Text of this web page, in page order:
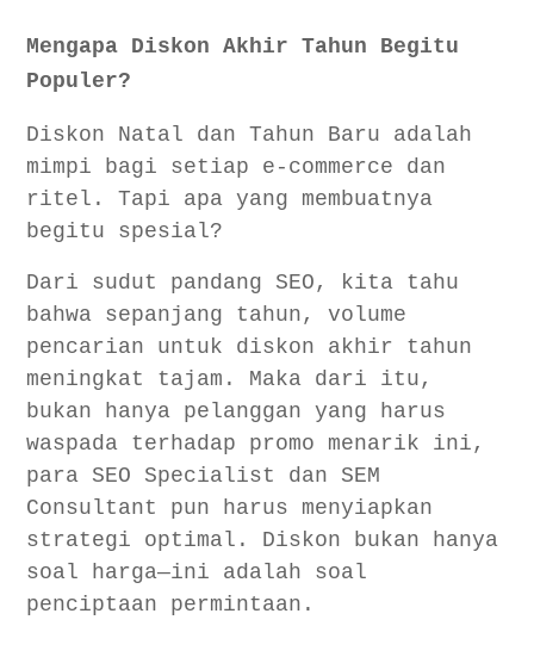
Mengapa Diskon Akhir Tahun Begitu
Populer?
Diskon Natal dan Tahun Baru adalah
mimpi bagi setiap e-commerce dan
ritel. Tapi apa yang membuatnya
begitu spesial?
Dari sudut pandang SEO, kita tahu
bahwa sepanjang tahun, volume
pencarian untuk diskon akhir tahun
meningkat tajam. Maka dari itu,
bukan hanya pelanggan yang harus
waspada terhadap promo menarik ini,
para SEO Specialist dan SEM
Consultant pun harus menyiapkan
strategi optimal. Diskon bukan hanya
soal harga—ini adalah soal
penciptaan permintaan.